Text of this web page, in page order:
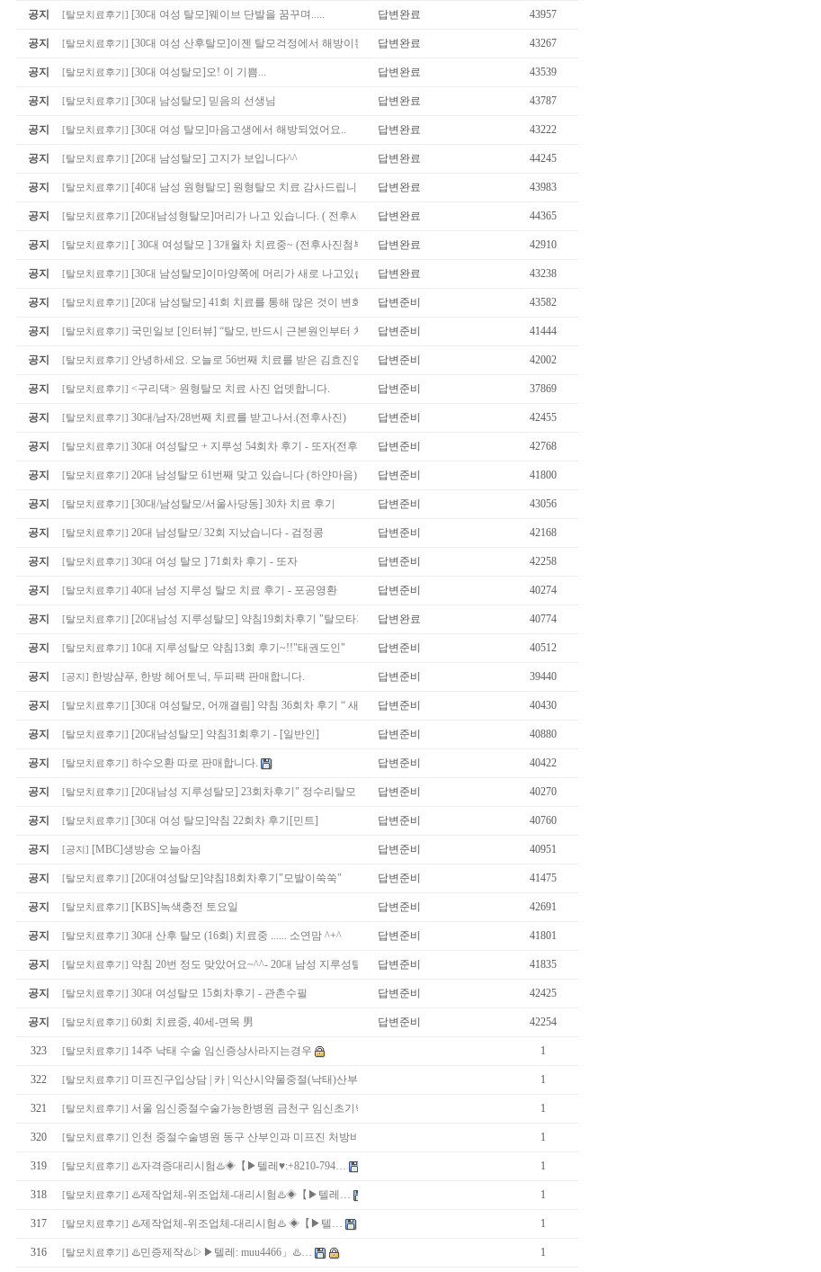
공지 [탈모치료후기 ] [30대 여성 탈모]웨이브 단발을 꿈꾸며..... 답변완료 43957
공지 [탈모치료후기 ] [30대 여성 산후탈모]이젠 탈모걱정에서 해방이된것같아요..…
답변완료 43267
공지 [탈모치료후기 ] [30대 여성탈모]오! 이 기쁨... 답변완료 43539
공지 [탈모치료후기 ] [30대 남성탈모] 믿음의 선생님 답변완료 43787
공지 [탈모치료후기 ] [30대 여성 탈모]마음고생에서 해방되었어요.. 답변완료 43222
공지 [탈모치료후기 ] [20대 남성탈모] 고지가 보입니다^^ 답변완료 44245
공지 [탈모치료후기 ] [40대 남성 원형탈모] 원형탈모 치료 감사드립니다. 답변완료 43983
공지 [탈모치료후기 ] [20대남성형탈모]머리가 나고 있습니다. ( 전후사진첨부 )답변완료 44365
공지 [탈모치료후기 ] [ 30대 여성탈모 ] 3개월차 치료중~ (전후사진첨부) 답변완료 42910
공지 [탈모치료후기 ] [30대 남성탈모]이마양쪽에 머리가 새로 나고있습니다.답변완료 43238
공지 [탈모치료후기 ] [20대 남성탈모] 41회 치료를 통해 많은 것이 변화되었어요^…
답변준비 43582
공지 [탈모치료후기 ] 국민일보 [인터뷰] “탈모, 반드시 근본원인부터 치료해야”
답변준비 41444
공지 [탈모치료후기 ] 안녕하세요. 오늘로 56번째 치료를 받은 김효진입니다. (2)
답변준비 42002
공지 [탈모치료후기 ] <구리댁> 원형탈모 치료 사진 업뎃합니다. 답변준비 37869
공지 [탈모치료후기 ] 30대/남자/28번째 치료를 받고나서.(전후사진) 답변준비 42455
공지 [탈모치료후기 ] 30대 여성탈모 + 지루성 54회차 후기 - 또자(전후사진) (1)
답변준비 42768
공지 [탈모치료후기 ] 20대 남성탈모 61번째 맞고 있습니다 (하얀마음) 답변준비 41800
공지 [탈모치료후기 ] [30대/남성탈모/서울사당동] 30차 치료 후기 답변준비 43056
공지 [탈모치료후기 ] 20대 남성탈모/ 32회 지났습니다 - 검정콩 답변준비 42168
공지 [탈모치료후기 ] 30대 여성 탈모 ] 71회차 후기 - 또자 답변준비 42258
공지 [탈모치료후기 ] 40대 남성 지루성 탈모 치료 후기 - 포공영환 답변준비 40274
공지 [탈모치료후기 ] [20대남성 지루성탈모] 약침19회차후기 "탈모타파" 답변완료 40774
공지 [탈모치료후기 ] 10대 지루성탈모 약침13회 후기~!!"태권도인" 답변준비 40512
공지 [공지 ] 한방샴푸, 한방 헤어토닉, 두피팩 판매합니다. 답변준비 39440
공지 [탈모치료후기 ] [30대 여성탈모, 어깨결림] 약침 36회차 후기 “ 새봄 ” 답변준비 40430
공지 [탈모치료후기 ] [20대남성탈모] 약침31회후기 - [일반인] 답변준비 40880
공지 [탈모치료후기 ] 하수오환 따로 판매합니다. 답변준비 40422
공지 [탈모치료후기 ] [20대남성 지루성탈모] 23회차후기" 정수리탈모 " 답변준비 40270
공지 [탈모치료후기 ] [30대 여성 탈모]약침 22회차 후기[민트] 답변준비 40760
공지 [공지 ] [MBC]생방송 오늘아침 답변준비 40951
공지 [탈모치료후기 ] [20대여성탈모]약침18회차후기"모발이쑥쑥" 답변준비 41475
공지 [탈모치료후기 ] [KBS]녹색충전 토요일 답변준비 42691
공지 [탈모치료후기 ] 30대 산후 탈모 (16회) 치료중 ...... 소연맘 ^+^ 답변준비 41801
공지 [탈모치료후기 ] 약침 20번 정도 맞았어요~^^- 20대 남성 지루성탈모/ 이야기…
답변준비 41835
공지 [탈모치료후기 ] 30대 여성탈모 15회차후기 - 관촌수필 답변준비 42425
공지 [탈모치료후기 ] 60회 치료중, 40세-면목 男 답변준비 42254
323 [탈모치료후기 ] 14주 낙태 수술 임신증상사라지는경우 1
322 [탈모치료후기 ] 미프진구입상담 | 카 | 익산시약물중절(낙태)산부인과 1
321 [탈모치료후기 ] 서울 임신중절수술가능한병원 금천구 임신초기낙태수술비용 1
320 [탈모치료후기 ] 인천 중절수술병원 동구 산부인과 미프진 처방비용 미프진… 1
319 [탈모치료후기 ] ♨️자격증대리시험♨️◈【▶텔레♥:+8210-794… 1
318 [탈모치료후기 ] ♨️제작업체-위조업체-대리시험♨️◈【▶텔레… 1
317 [탈모치료후기 ] ♨️제작업체-위조업체-대리시험♨️ ◈【▶텔… 1
316 [탈모치료후기 ] ♨️민증제작♨️▷▶텔레: muu4466」♨️… 1